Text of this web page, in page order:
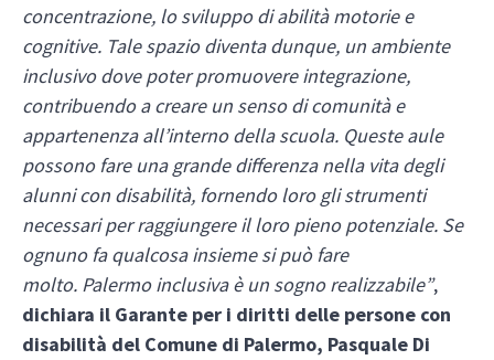
concentrazione, lo sviluppo di abilità motorie e
cognitive. Tale spazio diventa dunque, un ambiente
inclusivo dove poter promuovere integrazione,
contribuendo a creare un senso di comunità e
appartenenza all’interno della scuola. Queste aule
possono fare una grande differenza nella vita degli
alunni con disabilità, fornendo loro gli strumenti
necessari per raggiungere il loro pieno potenziale. Se
ognuno fa qualcosa insieme si può fare
molto. Palermo inclusiva è un sogno realizzabile”,
dichiara il Garante per i diritti delle persone con
disabilità del Comune di Palermo, Pasquale Di